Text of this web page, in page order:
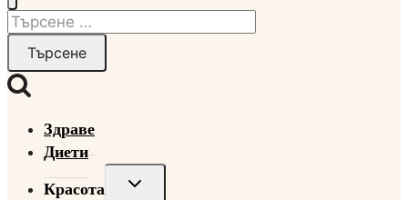
Търсене
Здраве
Диети
Красота
Toggle